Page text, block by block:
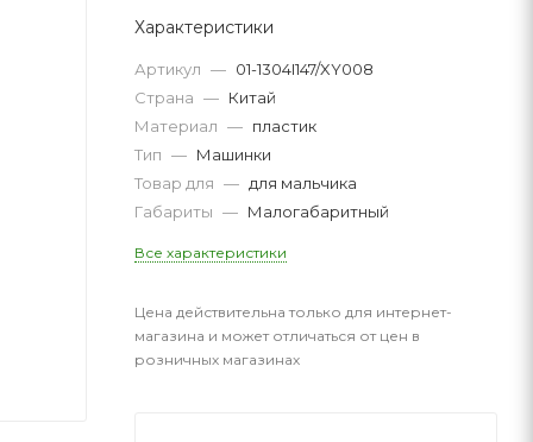
Характеристики
Артикул — 01-1304I147/XY008
Страна — Китай
Материал — пластик
Тип — Машинки
Товар для — для мальчика
Габариты — Малогабаритный
Все характеристики
Цена действительна только для интернет-
магазина и может отличаться от цен в
розничных магазинах